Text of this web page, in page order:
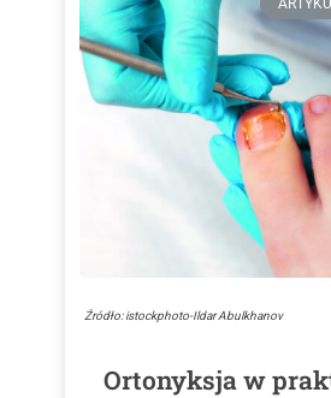
Źródło: istockphoto-Ildar Abulkhanov
Ortonyksja w